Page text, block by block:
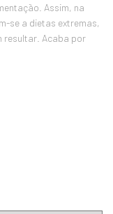
Assim, na
se a dietas extremas,
resultar. Acaba por